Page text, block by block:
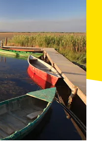
угодий в
ЮНЕСКО
Еще одна
этого
в основе